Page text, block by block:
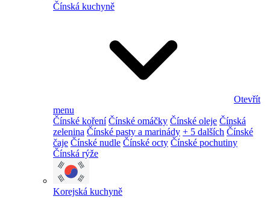
Čínská kuchyně
Otevřít
menu
Čínské koření Čínské omáčky Čínské oleje Čínská
zelenina Čínské pasty a marinády + 5 dalších Čínské
čaje Čínské nudle Čínské octy Čínské pochutiny
Čínská rýže
Korejská kuchyně